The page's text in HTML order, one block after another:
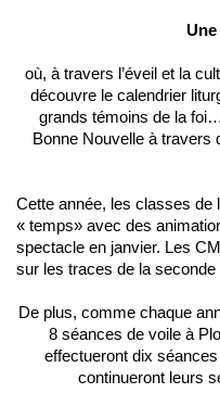
où, à travers l’éveil et la
découvre le calendrier
grands témoins de la
Bonne Nouvelle à travers
Cette année, les classes de
« temps» avec des
spectacle en janvier. Les
sur les traces de la seconde
De plus, comme chaque
8 séances de voile à
effectueront dix
continueront leurs